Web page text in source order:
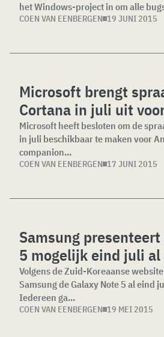
het Windows-project in om alle
COEN VAN EENBERGEN 19 JUNI 2015
Microsoft brengt
Cortana in juli uit
Microsoft heeft besloten om de
in juli beschikbaar te maken voor
companion...
COEN VAN EENBERGEN 17 JUNI 2015
Samsung
5 mogelijk eind juli al
Volgens de Zuid-Koreaanse
Samsung de Galaxy Note 5 al eind
Iedereen ga...
COEN VAN EENBERGEN 19 MEI 2015